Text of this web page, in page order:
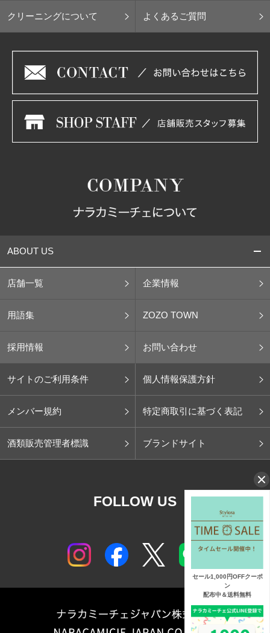
クリーニングについて よくあるご質問
ABOUT US
店舗一覧 企業情報
用語集 ZOZO TOWN
採用情報 お問い合わせ
サイトのご利用条件 個人情報保護方針
メンバー規約 特定商取引に基づく表記
酒類販売管理者標識 ブランドサイト
FOLLOW US
セール1,000円OFFクーポ
ン
配布中＆送料無料